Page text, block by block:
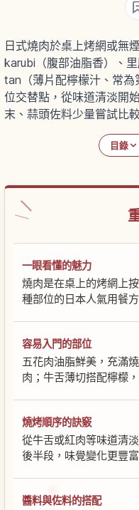
日式燒肉於桌上烤網或無
karubi（腹部油脂香）、
tan（薄片配檸檬汁、常
位交替點，從味道清淡開
末、蒜頭佐料少量嘗試比
目錄
一眼看懂的魅力
燒肉是在桌上的烤網上
種部位的日本人氣用餐
容易入門的部位
五花肉油脂鮮美，充滿
肉；牛舌薄切搭配檸檬
燒烤順序的訣竅
從牛舌或紅肉等味道清
後半段，味覺變化更豐
醬料與佐料的搭配